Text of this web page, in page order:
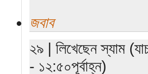
জবাব
২৯ | লিখেছেন স্যাম
- ১২:৫০পূর্বাহ্ন)